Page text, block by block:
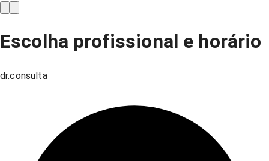
Escolha profissional e horário
dr.consulta